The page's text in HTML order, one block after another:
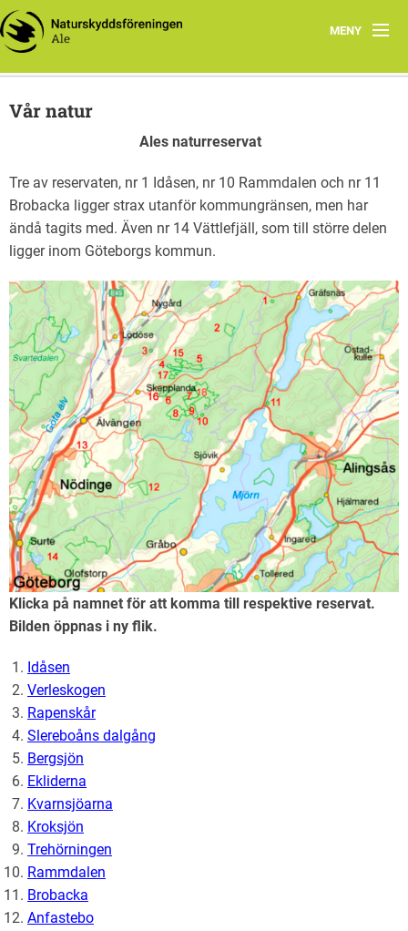
MENY
Hem
Skog
Vår natur
Kontakt
Vår natur
Ales naturreservat
Tre av reservaten, nr 1 Idåsen, nr 10 Rammdalen och nr 11
Brobacka ligger strax utanför kommungränsen, men har
ändå tagits med. Även nr 14 Vättlefjäll, som till större delen
ligger inom Göteborgs kommun.
Klicka på namnet för att komma till respektive reservat.
Bilden öppnas i ny flik.
Idåsen
Verleskogen
Rapenskår
Slereboåns dalgång
Bergsjön
Ekliderna
Kvarnsjöarna
Kroksjön
Trehörningen
Rammdalen
Brobacka
Anfastebo